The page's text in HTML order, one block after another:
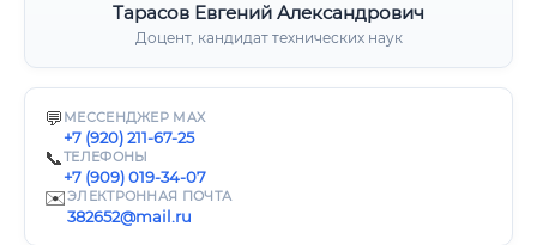
Тарасов Евгений Александрович
Доцент, кандидат технических наук
💬 МЕССЕНДЖЕР MAX
+7 (920) 211-67-25
📞ТЕЛЕФОНЫ
+7 (909) 019-34-07
✉️ЭЛЕКТРОННАЯ ПОЧТА
382652@mail.ru